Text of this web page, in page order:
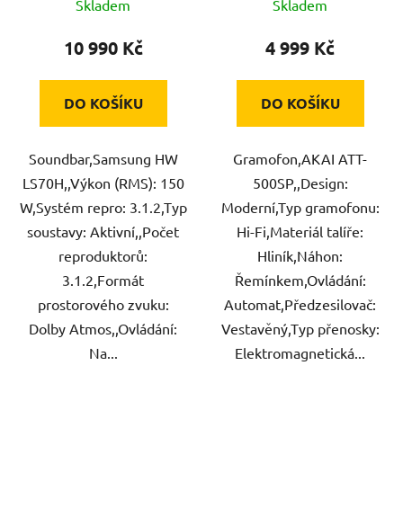
Skladem
10 990 Kč
DO KOŠÍKU
Soundbar,Samsung HW
LS70H,,Výkon (RMS): 150
W,Systém repro: 3.1.2,Typ
soustavy: Aktivní,,Počet
reproduktorů:
3.1.2,Formát
prostorového zvuku:
Dolby Atmos,,Ovládání:
Na...
Skladem
4 999 Kč
DO KOŠÍKU
Gramofon,AKAI ATT-
500SP,,Design:
Moderní,Typ gramofonu:
Hi-Fi,Materiál talíře:
Hliník,Náhon:
Řemínkem,Ovládání:
Automat,Předzesilovač:
Vestavěný,Typ přenosky:
Elektromagnetická...